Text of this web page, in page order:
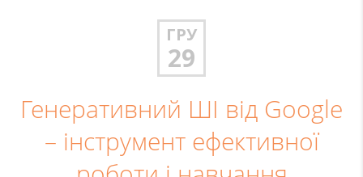
ГРУ
29
Генеративний ШІ від Google
– інструмент ефективної